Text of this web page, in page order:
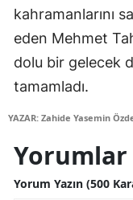
kahramanlarını
eden Mehmet
dolu bir gelecek
tamamladı.
YAZAR: Zahide Yasemin
Yorumlar
Yorum Yazın (500